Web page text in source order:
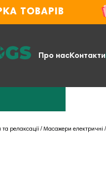
ТОВАРІВ
Про насКонтакти
та релаксації Масажери електричні